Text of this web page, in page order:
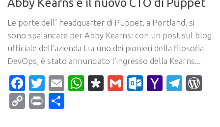
Le porte dell’ headquarter di Puppet, a Portland, si
sono spalancate per Abby Kearns: con un post sul blog
ufficiale dell’azienda tra uno dei pionieri della filosofia
DevOps, è stato annunciato l’ingresso della Kearns...
Facebook
Twitter
EmailWhatsApp
Diaspora
Gmail Yahoo
CopyPrint